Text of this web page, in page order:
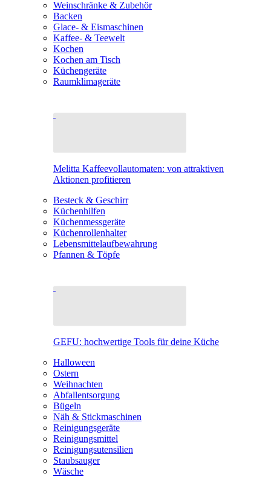
Weinschränke & Zubehör
Backen
Glace- & Eismaschinen
Kaffee- & Teewelt
Kochen
Kochen am Tisch
Küchengeräte
Raumklimageräte
Melitta Kaffeevollautomaten: von attraktiven
Aktionen profitieren
Besteck & Geschirr
Küchenhilfen
Küchenmessgeräte
Küchenrollenhalter
Lebensmittelaufbewahrung
Pfannen & Töpfe
GEFU: hochwertige Tools für deine Küche
Halloween
Ostern
Weihnachten
Abfallentsorgung
Bügeln
Näh & Stickmaschinen
Reinigungsgeräte
Reinigungsmittel
Reinigungsutensilien
Staubsauger
Wäsche